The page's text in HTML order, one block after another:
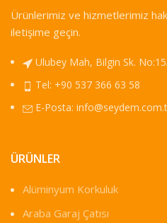
Ürünlerimiz ve hizmetlerimiz
iletişime geçin.
Ulubey Mah, Bilgin Sk.
Tel: +90 537 366 63 58
E-Posta:
ÜRÜNLER
Alüminyum Korkuluk
Araba Garaj Çatısı